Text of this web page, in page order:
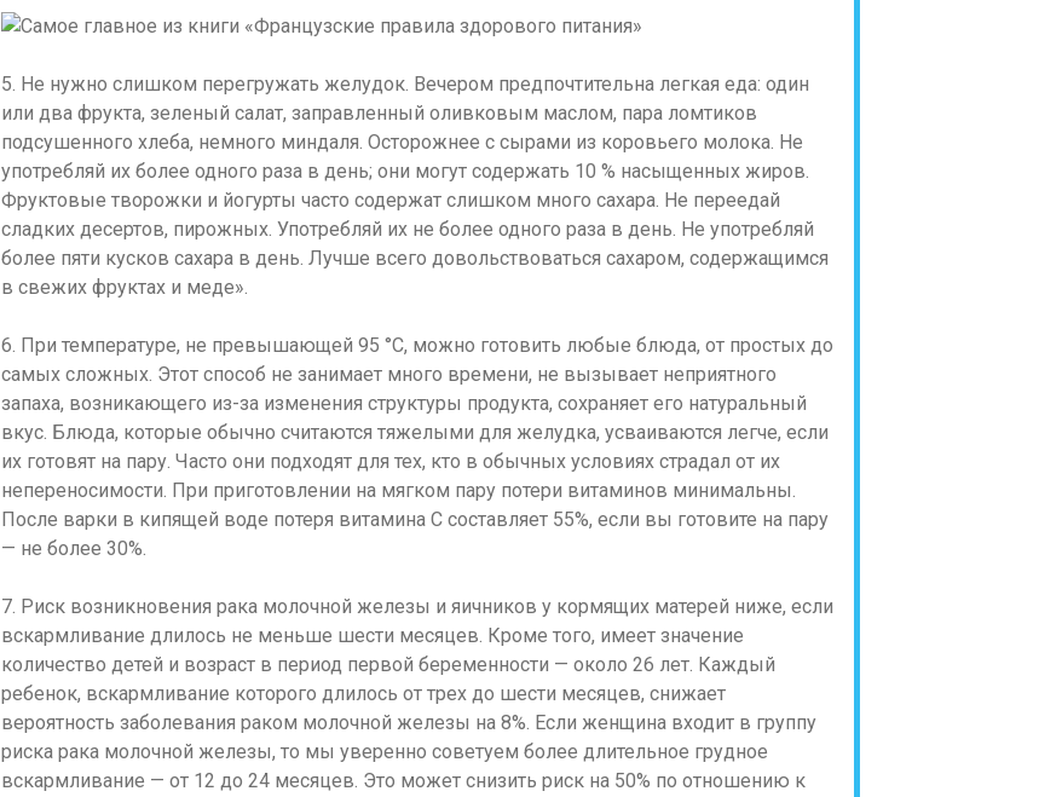
5. Не нужно слишком перегружать желудок. Вечером предпочтительна легкая еда: один
или два фрукта, зеленый салат, заправленный оливковым маслом, пара ломтиков
подсушенного хлеба, немного миндаля. Осторожнее с сырами из коровьего молока. Не
употребляй их более одного раза в день; они могут содержать 10 % насыщенных жиров.
Фруктовые творожки и йогурты часто содержат слишком много сахара. Не переедай
сладких десертов, пирожных. Употребляй их не более одного раза в день. Не употребляй
более пяти кусков сахара в день. Лучше всего довольствоваться сахаром, содержащимся
в свежих фруктах и меде».
6. При температуре, не превышающей 95 °C, можно готовить любые блюда, от простых до
самых сложных. Этот способ не занимает много времени, не вызывает неприятного
запаха, возникающего из-за изменения структуры продукта, сохраняет его натуральный
вкус. Блюда, которые обычно считаются тяжелыми для желудка, усваиваются легче, если
их готовят на пару. Часто они подходят для тех, кто в обычных условиях страдал от их
непереносимости. При приготовлении на мягком пару потери витаминов минимальны.
После варки в кипящей воде потеря витамина С составляет 55%, если вы готовите на пару
— не более 30%.
7. Риск возникновения рака молочной железы и яичников у кормящих матерей ниже, если
вскармливание длилось не меньше шести месяцев. Кроме того, имеет значение
количество детей и возраст в период первой беременности — около 26 лет. Каждый
ребенок, вскармливание которого длилось от трех до шести месяцев, снижает
вероятность заболевания раком молочной железы на 8%. Если женщина входит в группу
риска рака молочной железы, то мы уверенно советуем более длительное грудное
вскармливание — от 12 до 24 месяцев. Это может снизить риск на 50% по отношению к